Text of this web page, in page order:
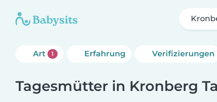
Art 1 Erfahrung Verifizierungen
Tagesmütter in Kronberg